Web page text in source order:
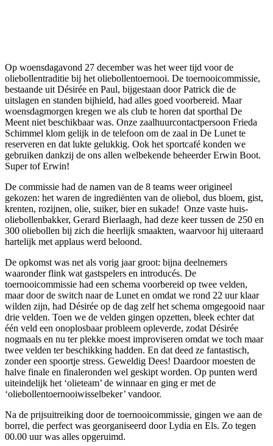
Op woensdagavond 27 december was het weer tijd voor de
oliebollentraditie bij het oliebollentoernooi. De toernooicommissie,
bestaande uit Désirée en Paul, bijgestaan door Patrick die de
uitslagen en standen bijhield, had alles goed voorbereid. Maar
woensdagmorgen kregen we als club te horen dat sporthal De
Meent niet beschikbaar was. Onze zaalhuurcontactpersoon Frieda
Schimmel klom gelijk in de telefoon om de zaal in De Lunet te
reserveren en dat lukte gelukkig. Ook het sportcafé konden we
gebruiken dankzij de ons allen welbekende beheerder Erwin Boot.
Super tof Erwin!
De commissie had de namen van de 8 teams weer origineel
gekozen: het waren de ingrediënten van de oliebol, dus bloem, gist,
krenten, rozijnen, olie, suiker, bier en sukade! Onze vaste huis-
oliebollenbakker, Gerard Bierlaagh, had deze keer tussen de 250 en
300 oliebollen bij zich die heerlijk smaakten, waarvoor hij uiteraard
hartelijk met applaus werd beloond.
De opkomst was net als vorig jaar groot: bijna deelnemers
waaronder flink wat gastspelers en introducés. De
toernooicommissie had een schema voorbereid op twee velden,
maar door de switch naar de Lunet en omdat we rond 22 uur klaar
wilden zijn, had Désirée op de dag zelf het schema omgegooid naar
drie velden. Toen we de velden gingen opzetten, bleek echter dat
één veld een onoplosbaar probleem opleverde, zodat Désirée
nogmaals en nu ter plekke moest improviseren omdat we toch maar
twee velden ter beschikking hadden. En dat deed ze fantastisch,
zonder een spoortje stress. Geweldig Dees! Daardoor moesten de
halve finale en finaleronden wel geskipt worden. Op punten werd
uiteindelijk het ‘olieteam’ de winnaar en ging er met de
‘oliebollentoernooiwisselbeker’ vandoor.
Na de prijsuitreiking door de toernooicommissie, gingen we aan de
borrel, die perfect was georganiseerd door Lydia en Els. Zo tegen
00.00 uur was alles opgeruimd.